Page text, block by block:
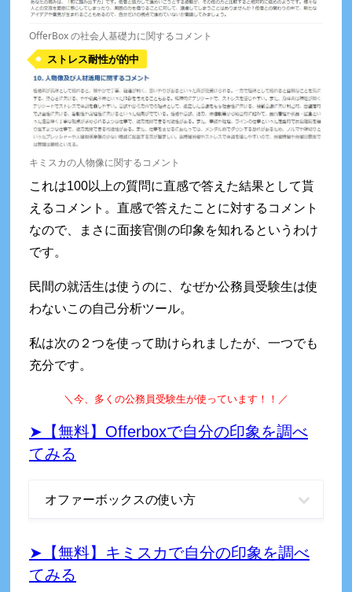
OfferBox の社会人基礎力に関するコメント
ストレス耐性が的中
キミスカの人物像に関するコメント
これは100以上の質問に直感で答えた結果として貰
えるコメント。直感で答えたことに対するコメント
なので、まさに面接官側の印象を知れるというわけ
です。
民間の就活生は使うのに、なぜか公務員受験生は使
わないこの自己分析ツール。
私は次の２つを使って助けられましたが、一つでも
充分です。
＼ 今、多くの公務員受験生が使っています！！ ／
➤【無料】Offerboxで自分の印象を調べ
てみる
オファーボックスの使い方
➤【無料】キミスカで自分の印象を調べ
てみる